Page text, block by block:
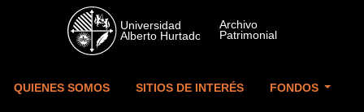
Skip to main content
QUIENES SOMOS SITIOS DE INTERÉS FONDOS